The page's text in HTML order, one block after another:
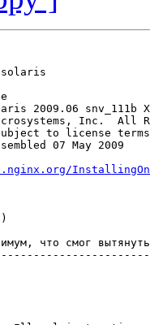
2009.06 snv_111b
Inc.  All
to license
07 May 2009
что смог